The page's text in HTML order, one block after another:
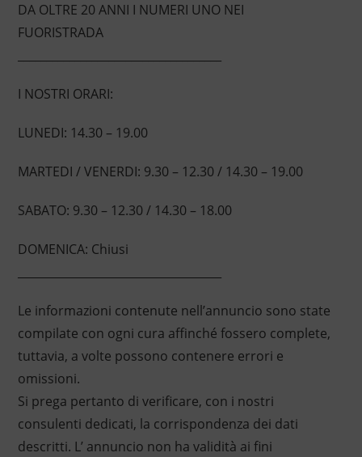
DA OLTRE 20 ANNI I NUMERI UNO NEI
FUORISTRADA
I NOSTRI ORARI:
LUNEDI: 14.30 – 19.00
MARTEDI / VENERDI: 9.30 – 12.30 / 14.30 – 19.00
SABATO: 9.30 – 12.30 / 14.30 – 18.00
DOMENICA: Chiusi
Le informazioni contenute nell’annuncio sono state
compilate con ogni cura affinché fossero complete,
tuttavia, a volte possono contenere errori e
omissioni.
Si prega pertanto di verificare, con i nostri
consulenti dedicati, la corrispondenza dei dati
descritti. L’ annuncio non ha validità ai fini